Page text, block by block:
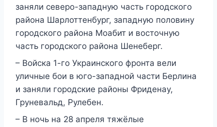
заняли северо-западную часть городского
района Шарлоттенбург, западную половину
городского района Моабит и восточную
часть городского района Шенеберг.
– Войска 1-го Украинского фронта вели
уличные бои в юго-западной части Берлина
и заняли городские районы Фриденау,
Груневальд, Рулебен.
– В ночь на 28 апреля тяжёлые